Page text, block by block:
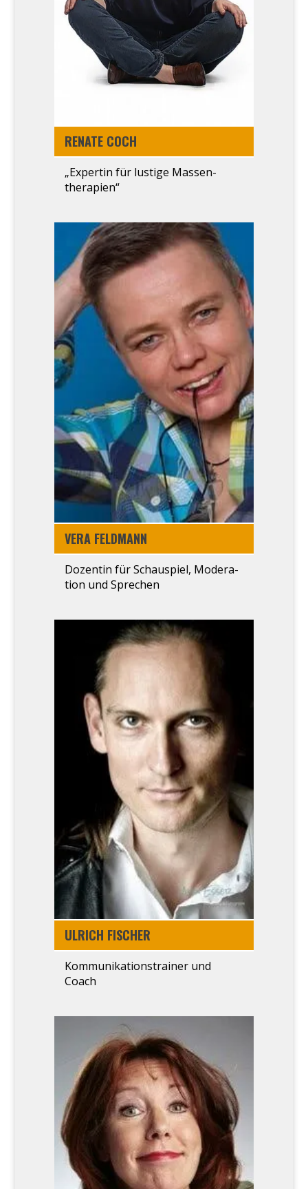
RENA­TE COCH
„Exper­tin für lus­ti­ge Massen­
therapien“
VERA FELD­MANN
Dozen­tin für Schau­spiel, Mode­ra­
ti­on und Spre­chen
ULRICH FISCHER
Kom­mu­ni­ka­ti­ons­trai­ner und
Coach